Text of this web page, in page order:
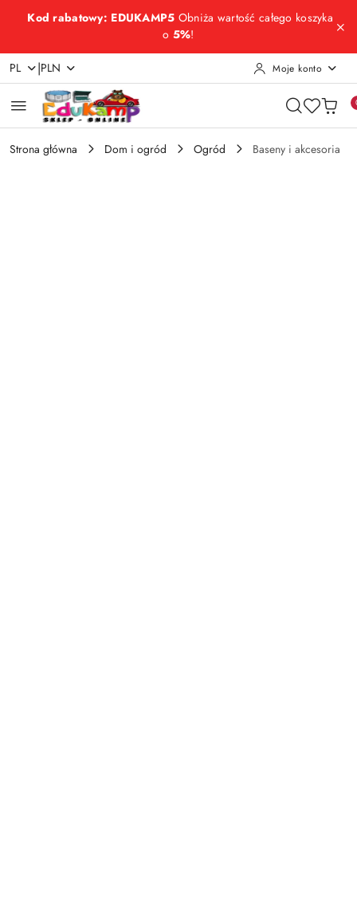
Przejdź do treści głównej
Przejdź do wyszukiwarki
Przejdź do moje konto
Przejdź do menu głównego
Przejdź do opisu produktu
Przejdź do stopki
Kod rabatowy: EDUKAMP5 Obniża wartość całego koszyka
o 5%!
PL |PLN Moje konto
Strona główna Dom i ogród Ogród Baseny i akcesoria